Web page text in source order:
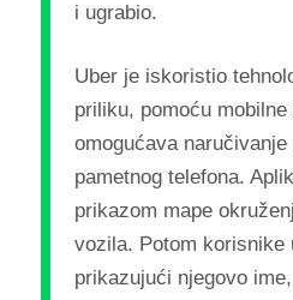
i ugrabio.
Uber je iskoristio
priliku, pomoću
omogućava
pametnog telefona.
prikazom mape
vozila. Potom korisnike
prikazujući njegovo